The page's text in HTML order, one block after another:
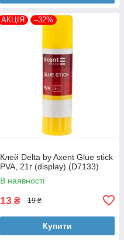
АКЦІЯ –32%
Клей Delta by Axent Glue stick
PVA, 21г (display) (D7133)
В наявності
13 ₴ 19 ₴
Купити